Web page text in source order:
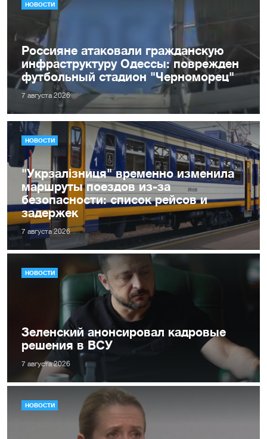
НОВОСТИ
Россияне атаковали гражданскую
инфраструктуру Одессы: поврежден
футбольный стадион "Черноморец"
7 августа 2026
НОВОСТИ
"Укрзалізниця" временно изменила
маршруты поездов из-за
безопасности: список рейсов и
задержек
7 августа 2026
НОВОСТИ
Зеленский анонсировал кадровые
решения в ВСУ
7 августа 2026
НОВОСТИ